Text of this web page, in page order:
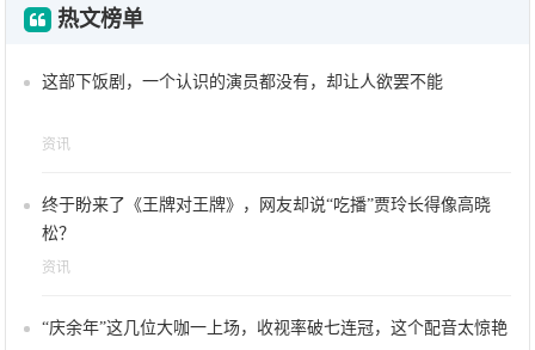
热文榜单
这部下饭剧，一个认识的演员都没有，却让人欲罢不能
资讯
终于盼来了《王牌对王牌》，网友却说“吃播”贾玲长得像高晓
松？
资讯
“庆余年”这几位大咖一上场，收视率破七连冠，这个配音太惊艳